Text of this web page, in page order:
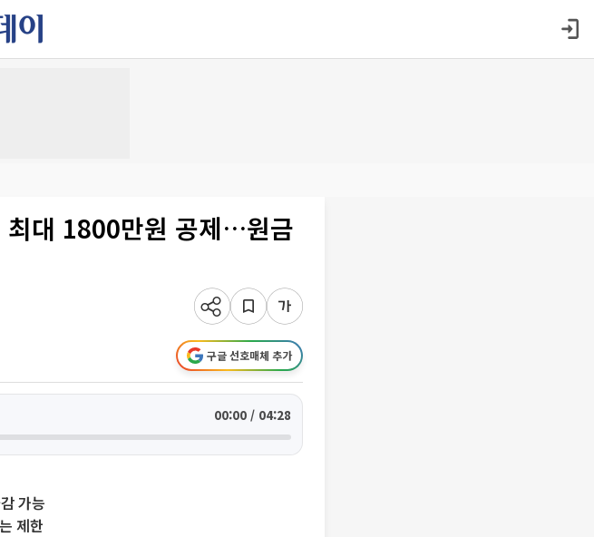
대 1800만원 공제…원금
구글 선호매체 추가
00:00 / 04:28
가능
제한